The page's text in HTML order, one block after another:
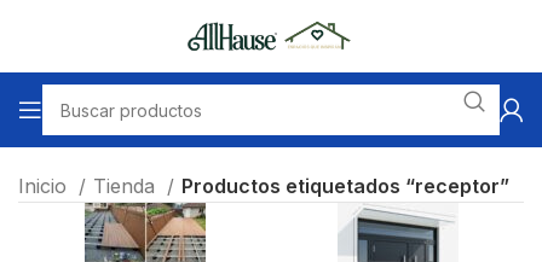
Inicio Tienda Productos etiquetados “receptor”